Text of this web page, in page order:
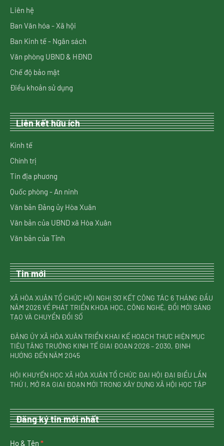
Liên hệ
Ban Văn hóa - Xã hội
Ban Kinh tế - Ngân sách
Văn phòng UBND & HĐND
Chế độ bảo mật
Điều khoản sử dụng
Liên kết hữu ích
Kinh tế
Chính trị
Tin địa phương
Quốc phòng - An ninh
Văn bản Đảng ủy Hòa Xuân
Văn bản của UBND xã Hòa Xuân
Văn bản của Tỉnh
Tin mới
XÃ HÒA XUÂN TỔ CHỨC HỘI NGHỊ SƠ KẾT CÔNG TÁC 6 THÁNG ĐẦU
NĂM 2026 VỀ PHÁT TRIỂN KHOA HỌC, CÔNG NGHỆ, ĐỔI MỚI SÁNG
TẠO VÀ CHUYỂN ĐỔI SỐ
ĐẢNG ỦY XÃ HÒA XUÂN TRIỂN KHAI KẾ HOẠCH THỰC HIỆN MỤC
TIÊU TĂNG TRƯỞNG KINH TẾ GIAI ĐOẠN 2026 – 2030, ĐỊNH
HƯỚNG ĐẾN NĂM 2045
HỘI KHUYẾN HỌC XÃ HÒA XUÂN TỔ CHỨC ĐẠI HỘI ĐẠI BIỂU LẦN
THỨ I, MỞ RA GIAI ĐOẠN MỚI TRONG XÂY DỰNG XÃ HỘI HỌC TẬP
Đăng ký tin mới nhất
nhận
Họ & Tên *